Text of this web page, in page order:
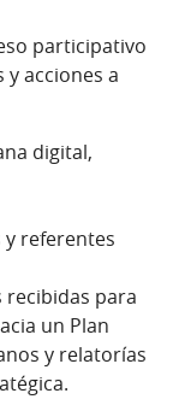
participativo
acciones a
digital,
y referentes
para
un Plan
y relatorías